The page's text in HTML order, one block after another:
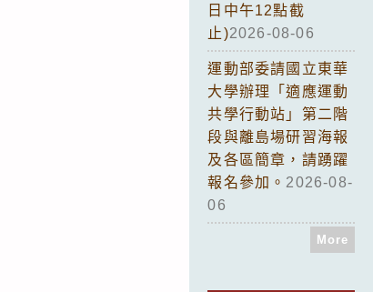
日中午12點截
止)2026-08-06
運動部委請國立東華
大學辦理「適應運動
共學行動站」第二階
段與離島場研習海報
及各區簡章，請踴躍
報名參加。 2026-08-
06
More